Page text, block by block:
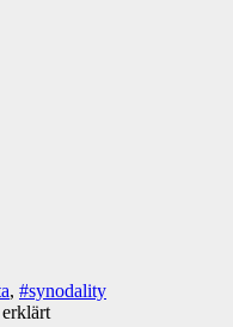
, #synodality